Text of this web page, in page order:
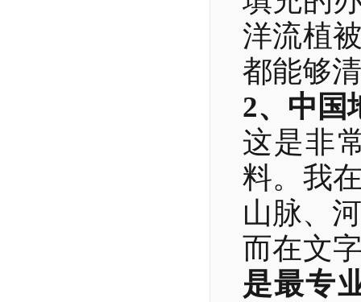
洋流植
都能够
2、中国
这是非
料。我
山脉、
而在文
是最专